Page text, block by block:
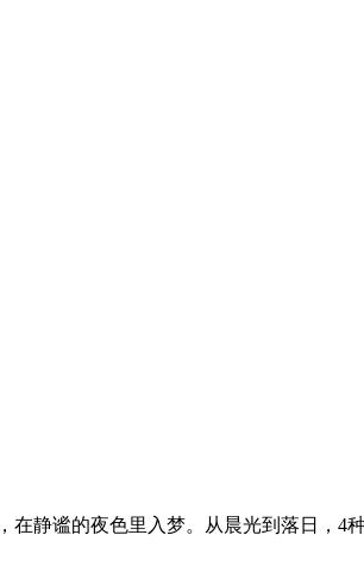
静谧的夜色里入梦。从晨光到落日，4